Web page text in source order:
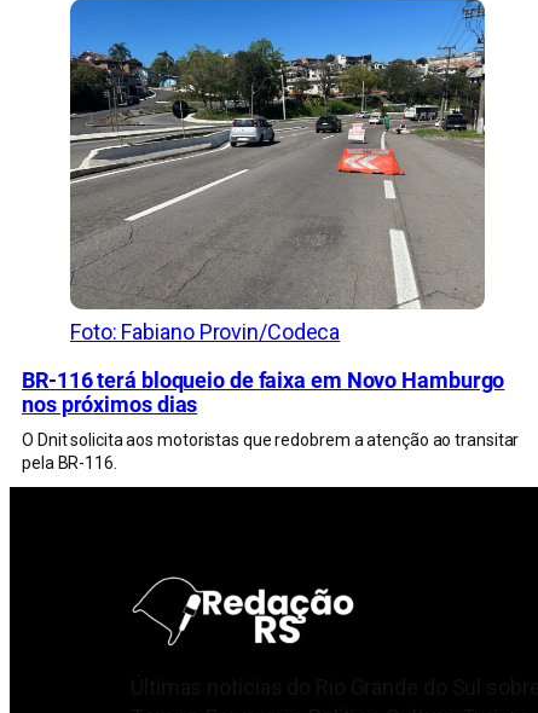
Foto: Fabiano Provin/Codeca
BR-116 terá bloqueio de faixa em Novo Hamburgo
nos próximos dias
O Dnit solicita aos motoristas que redobrem a atenção ao transitar
pela BR-116.